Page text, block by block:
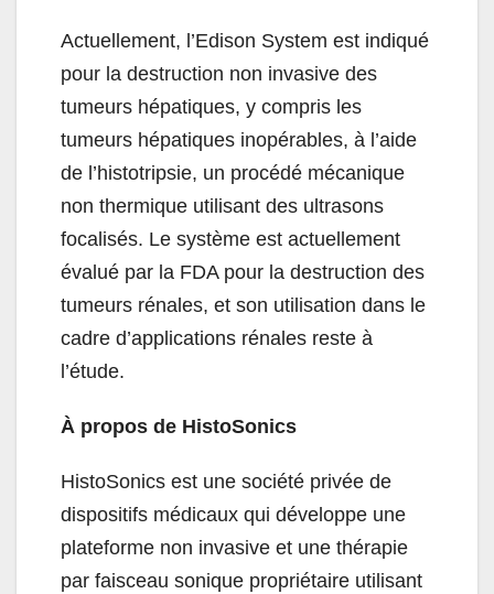
Actuellement, l’Edison System est indiqué
pour la destruction non invasive des
tumeurs hépatiques, y compris les
tumeurs hépatiques inopérables, à l’aide
de l’histotripsie, un procédé mécanique
non thermique utilisant des ultrasons
focalisés. Le système est actuellement
évalué par la FDA pour la destruction des
tumeurs rénales, et son utilisation dans le
cadre d’applications rénales reste à
l’étude.
À propos de HistoSonics
HistoSonics est une société privée de
dispositifs médicaux qui développe une
plateforme non invasive et une thérapie
par faisceau sonique propriétaire utilisant